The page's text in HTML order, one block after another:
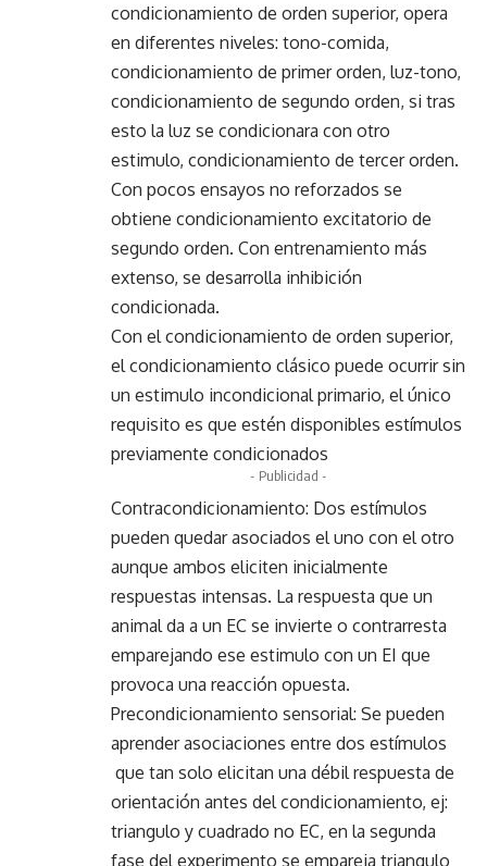
condicionamiento de orden superior, opera
en diferentes niveles: tono-comida,
condicionamiento de primer orden, luz-tono,
condicionamiento de segundo orden, si tras
esto la luz se condicionara con otro
estimulo, condicionamiento de tercer orden.
Con pocos ensayos no reforzados se
obtiene condicionamiento excitatorio de
segundo orden. Con entrenamiento más
extenso, se desarrolla inhibición
condicionada.
Con el condicionamiento de orden superior,
el condicionamiento clásico puede ocurrir sin
un estimulo incondicional primario, el único
requisito es que estén disponibles estímulos
previamente condicionados
- Publicidad -
Contracondicionamiento: Dos estímulos
pueden quedar asociados el uno con el otro
aunque ambos eliciten inicialmente
respuestas intensas. La respuesta que un
animal da a un EC se invierte o contrarresta
emparejando ese estimulo con un EI que
provoca una reacción opuesta.
Precondicionamiento sensorial: Se pueden
aprender asociaciones entre dos estímulos
que tan solo elicitan una débil respuesta de
orientación antes del condicionamiento, ej:
triangulo y cuadrado no EC, en la segunda
fase del experimento se empareja triangulo